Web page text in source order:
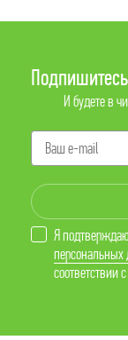
И будете в
Я
соответствии